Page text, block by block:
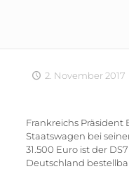
2. November 2017
Frankreichs
Staatswagen bei
31.500 Euro ist der
Deutschland